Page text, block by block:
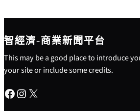
智經濟-商業新聞平台
This may be a good place to introduce
your site or include some credits.
Facebook Instagram X